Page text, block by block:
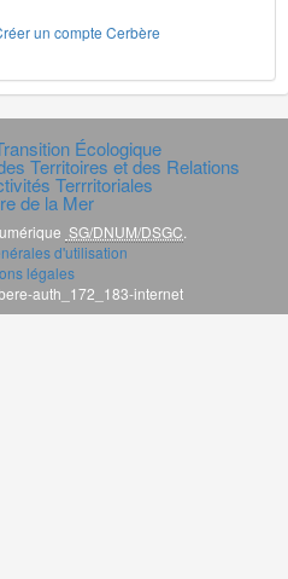
un compte Cerbère
Écologique
Territoires et des Relations
Terrritoriales
de la Mer
SG/DNUM/DSGC.
d'utilisation
légales
auth_172_183-internet